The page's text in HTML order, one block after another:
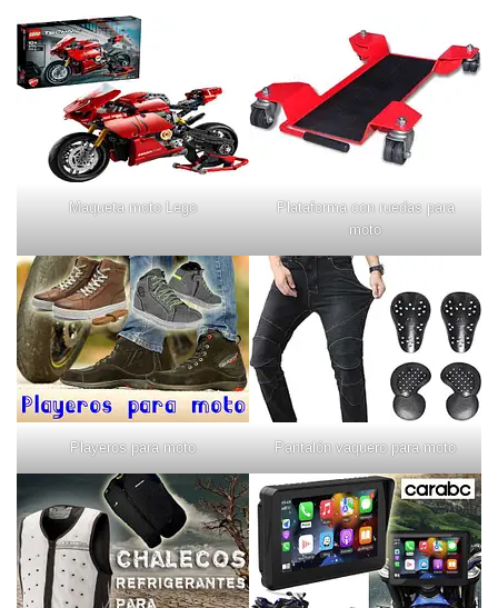
Maqueta moto Lego
Plataforma con ruedas para
moto
Playeros para moto Pantalón vaquero para moto